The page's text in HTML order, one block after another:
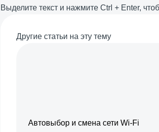
Выделите текст и нажмите Ctrl + Enter,
Другие статьи на эту тему
Автовыбор и смена сети Wi-Fi